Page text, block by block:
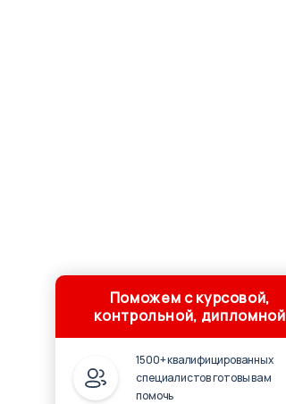
Поможем с курсовой,
контрольной, дипломной
1500+ квалифицированных
специалистов готовы вам
помочь